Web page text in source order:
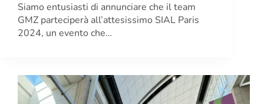
Siamo entusiasti di annunciare che il team
GMZ parteciperà all’attesissimo SIAL Paris
2024, un evento che…